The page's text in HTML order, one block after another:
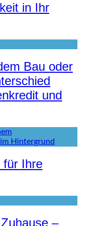
in Ihr
Bau oder
und
für Ihre
–